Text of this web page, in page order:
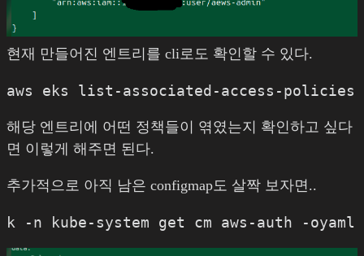
현재 만들어진 엔트리를 cli로도 확인할 수 있다.
해당 엔트리에 어떤 정책들이 엮였는지 확인하고 싶다
면 이렇게 해주면 된다.
추가적으로 아직 남은 configmap도 살짝 보자면..